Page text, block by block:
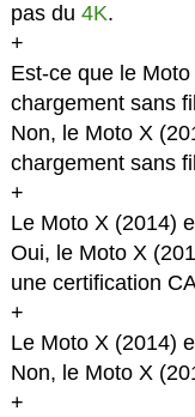
pas du 4K.
+
Est-ce que le
chargement sans
Non, le Moto X
chargement sans
+
Le Moto X (2014)
Oui, le Moto X
une certification
+
Le Moto X (2014)
Non, le Moto X
+